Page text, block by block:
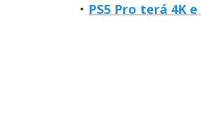
• PS5 Pro terá 4K